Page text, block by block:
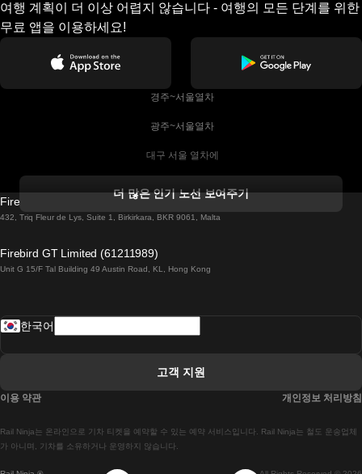
여행 계획이 더 이상 어렵지 않습니다 - 여행의 모든 단계를 위한
무료 앱을 이용하세요!
경주~서울열차
광주~서울열차
대구 서울 열차에
더블린에서 골웨이 열차
로마에서 나폴리 열차
마드리드-리스본 열차
더 많은 인기 노선 보여주기
Firebird GT Limited (OC 1451)
432, Triq Fleur de Lys, Suite 1, Birkirkara, BKR 9061, Malta
Firebird GT Limited (61211989)
Unit G 15/F Tal Building 49 Austin Road, KL, Hong Kong
Rail Ninja는 온라인으로 기차 티켓을 예약할 수 있는 예약 서비스입니다. Rail Ninja는 철도 운송업체
가 아니며, 기차를 소유하거나 운영하지 않습니다.
한국어
고객 지원
이용 약관 개인정보 처리방침